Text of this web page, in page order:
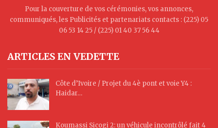
Pour la couverture de vos cérémonies, vos annonces,
communiqués, les Publicités et partenariats contacts : (225) 05
06 53 14 25 / (225) 01 40 37 56 44
ARTICLES EN VEDETTE
Côte d’Ivoire / Projet du 4è pont et voie Y4 :
Haidar…
Koumassi Sicogi 2: un véhicule incontrôlé fait 4